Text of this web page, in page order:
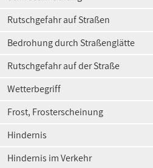
Rutschgefahr auf Straßen
Bedrohung durch Straßenglätte
Rutschgefahr auf der Straße
Wetterbegriff
Frost, Frosterscheinung
Hindernis
Hindernis im Verkehr